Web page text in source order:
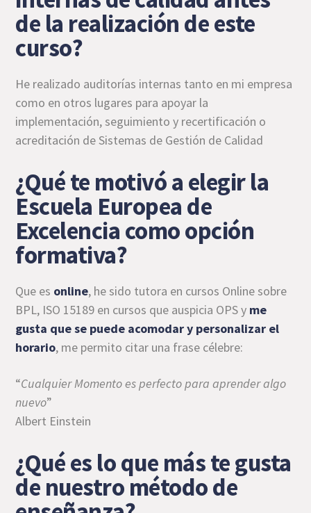
de la realización de este
curso?
He realizado auditorías internas tanto en mi empresa
como en otros lugares para apoyar la
implementación, seguimiento y recertificación o
acreditación de Sistemas de Gestión de Calidad
¿Qué te motivó a elegir la
Escuela Europea de
Excelencia como opción
formativa?
Que es online, he sido tutora en cursos Online sobre
BPL, ISO 15189 en cursos que auspicia OPS y me
gusta que se puede acomodar y personalizar el
horario, me permito citar una frase célebre:
“Cualquier Momento es perfecto para aprender algo
nuevo”
Albert Einstein
¿Qué es lo que más te gusta
de nuestro método de